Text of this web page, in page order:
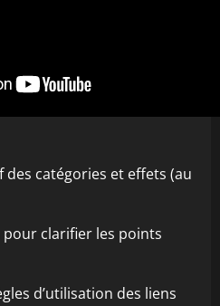
catégories et effets (au
pour clarifier les points
d’utilisation des liens